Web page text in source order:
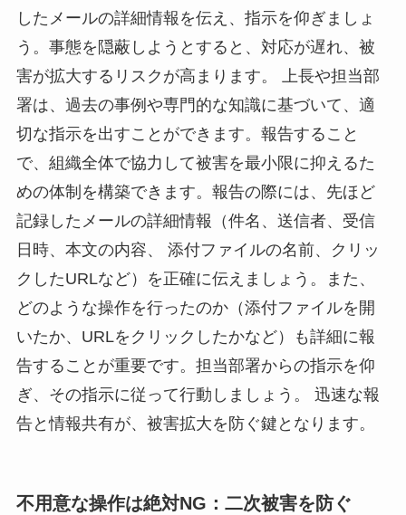
したメールの詳細情報を伝え、指示を仰ぎましょ
う。事態を隠蔽しようとすると、対応が遅れ、被
害が拡大するリスクが高まります。 上長や担当部
署は、過去の事例や専門的な知識に基づいて、適
切な指示を出すことができます。報告すること
で、組織全体で協力して被害を最小限に抑えるた
めの体制を構築できます。報告の際には、先ほど
記録したメールの詳細情報（件名、送信者、受信
日時、本文の内容、 添付ファイルの名前、クリッ
クしたURLなど）を正確に伝えましょう。また、
どのような操作を行ったのか（添付ファイルを開
いたか、URLをクリックしたかなど）も詳細に報
告することが重要です。担当部署からの指示を仰
ぎ、その指示に従って行動しましょう。 迅速な報
告と情報共有が、被害拡大を防ぐ鍵となります。
不用意な操作は絶対NG：二次被害を防ぐ